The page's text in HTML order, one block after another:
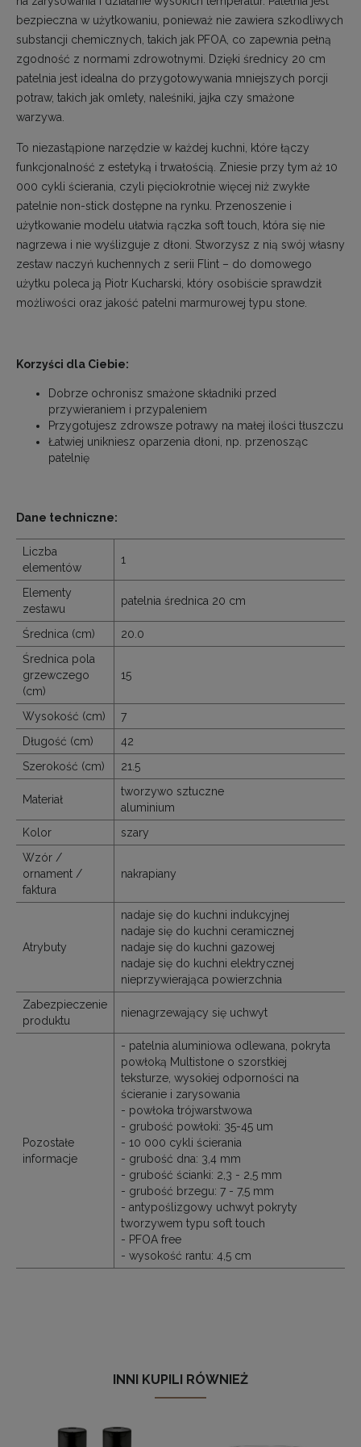
bezpieczna w użytkowaniu, ponieważ nie zawiera szkodliwych
substancji chemicznych, takich jak PFOA, co zapewnia pełną
zgodność z normami zdrowotnymi. Dzięki średnicy 20 cm
patelnia jest idealna do przygotowywania mniejszych porcji
potraw, takich jak omlety, naleśniki, jajka czy smażone
warzywa.
To niezastąpione narzędzie w każdej kuchni, które łączy
funkcjonalność z estetyką i trwałością. Zniesie przy tym aż 10
000 cykli ścierania, czyli pięciokrotnie więcej niż zwykłe
patelnie non-stick dostępne na rynku. Przenoszenie i
użytkowanie modelu ułatwia rączka soft touch, która się nie
nagrzewa i nie wyślizguje z dłoni. Stworzysz z nią swój własny
zestaw naczyń kuchennych z serii Flint – do domowego
użytku poleca ją Piotr Kucharski, który osobiście sprawdził
możliwości oraz jakość patelni marmurowej typu stone.
Korzyści dla Ciebie:
Dobrze ochronisz smażone składniki przed
przywieraniem i przypaleniem
Przygotujesz zdrowsze potrawy na małej ilości tłuszczu
Łatwiej unikniesz oparzenia dłoni, np. przenosząc
patelnię
Dane techniczne:
Liczba
elementów
1
Elementy
zestawu
patelnia średnica 20 cm
Średnica (cm)
20.0
Średnica pola
grzewczego
(cm)
15
Wysokość (cm)
7
Długość (cm)
42
Szerokość (cm)
21.5
Materiał
tworzywo sztuczne
aluminium
Kolor
szary
Wzór /
ornament /
faktura
nakrapiany
Atrybuty
nadaje się do kuchni indukcyjnej
nadaje się do kuchni ceramicznej
nadaje się do kuchni gazowej
nadaje się do kuchni elektrycznej
nieprzywierająca powierzchnia
Zabezpieczenie
produktu
nienagrzewający się uchwyt
Pozostałe
informacje
- patelnia aluminiowa odlewana, pokryta
powłoką Multistone o szorstkiej
teksturze, wysokiej odporności na
ścieranie i zarysowania
- powłoka trójwarstwowa
- grubość powłoki: 35-45 um
- 10 000 cykli ścierania
- grubość dna: 3,4 mm
- grubość ścianki: 2,3 - 2,5 mm
- grubość brzegu: 7 - 7,5 mm
- antypoślizgowy uchwyt pokryty
tworzywem typu soft touch
- PFOA free
- wysokość rantu: 4,5 cm
INNI KUPILI RÓWNIEŻ